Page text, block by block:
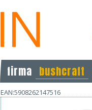
firma bushcraft
EAN:5908262147516